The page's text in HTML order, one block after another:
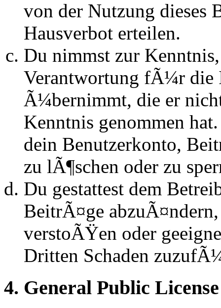
von der Nutzung dieses
Hausverbot erteilen.
Du nimmst zur
Verantwortung fÃ¼r die
Ã¼bernimmt, die er
Kenntnis genommen
dein Benutzerkonto,
zu lÃ¶schen oder zu
Du gestattest dem
BeitrÃ¤ge
verstoÃŸen oder
Dritten Schaden
4. General Public License